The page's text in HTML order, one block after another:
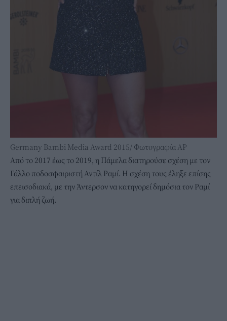
Germany Bambi Media Award 2015/ Φωτογραφία AP
Από το 2017 έως το 2019, η Πάμελα διατηρούσε σχέση με τον
Γάλλο ποδοσφαιριστή Αντίλ Ραμί. Η σχέση τους έληξε επίσης
επεισοδιακά, με την Άντερσον να κατηγορεί δημόσια τον Ραμί
για διπλή ζωή.